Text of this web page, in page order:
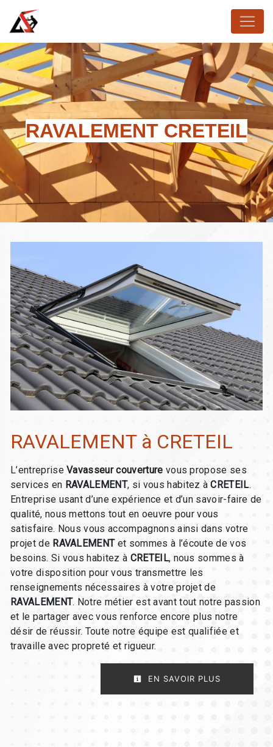
RAVALEMENT CRETEIL
RAVALEMENT à CRETEIL
L’entrepriseVavasseur couverture vous propose ses
services en RAVALEMENT, si vous habitez àCRETEIL.
Entreprise usant d’une expérience et d’un savoir-faire de
qualité, nous mettons tout en oeuvre pour vous
satisfaire. Nous vous accompagnons ainsi dans votre
projet de RAVALEMENTet sommes à l’écoute de vos
besoins. Si vous habitez à CRETEIL, nous sommes à
votre disposition pour vous transmettre les
renseignements nécessaires à votre projet de
RAVALEMENT. Notre métier est avant tout notre passion
et le partager avec vous renforce encore plus notre
désir de réussir. Toute notre équipe est qualifiée et
travaille avec propreté et rigueur.
EN SAVOIR PLUS
Panneau de gestion des cookies